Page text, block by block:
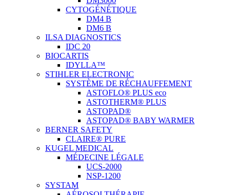
CYTOGÉNÉTIQUE
DM4 B
DM6 B
ILSA DIAGNOSTICS
IDC 20
BIOCARTIS
IDYLLA™
STIHLER ELECTRONIC
SYSTÈME DE RÉCHAUFFEMENT
ASTOFLO® PLUS eco
ASTOTHERM® PLUS
ASTOPAD®
ASTOPAD® BABY WARMER
BERNER SAFETY
CLAIRE® PURE
KUGEL MEDICAL
MÉDECINE LÉGALE
UCS-2000
NSP-1200
SYSTAM